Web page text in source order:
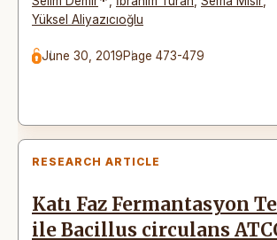
Yüksel Aliyazıcıoğlu
June 30, 2019Page 473-479
RESEARCH ARTICLE
Katı Faz Fermantasyon
ile Bacillus circulans